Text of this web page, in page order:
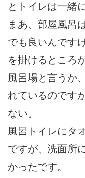
とトイレは一緒
まあ、部屋風呂
でも良いんです
を掛けるところ
風呂場と言うか
れているのです
ない。
風呂トイレにタ
ですが、洗面所
かったです。